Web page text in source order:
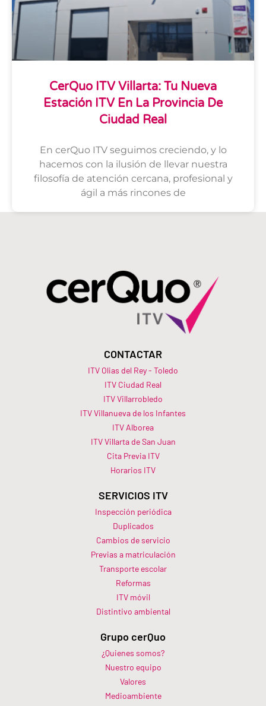
CerQuo ITV Villarta: Tu Nueva
Estación ITV En La Provincia De
Ciudad Real
En cerQuo ITV seguimos creciendo, y lo
hacemos con la ilusión de llevar nuestra
filosofía de atención cercana, profesional y
ágil a más rincones de
CONTACTAR
ITV Olias del Rey - Toledo
ITV Ciudad Real
ITV Villarrobledo
ITV Villanueva de los Infantes
ITV Alborea
ITV Villarta de San Juan
Cita Previa ITV
Horarios ITV​
SERVICIOS ITV
Inspección periódica
Duplicados
Cambios de servicio
Previas a matriculación
Transporte escolar
Reformas
ITV móvil
Distintivo ambiental
Grupo cerQuo
¿Quienes somos?
Nuestro equipo
Valores
Medioambiente